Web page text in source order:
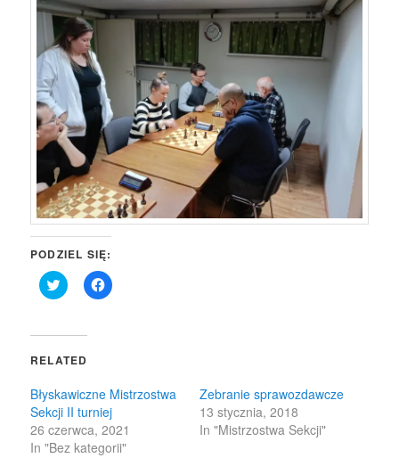
PODZIEL SIĘ:
Click
to
(Opens
new
Click
to
RELATED
Błyskawiczne Mistrzostwa
Sekcji II turniej
26 czerwca, 2021
In "Bez kategorii"
Zebranie sprawozdawcze
13 stycznia, 2018
In "Mistrzostwa Sekcji"